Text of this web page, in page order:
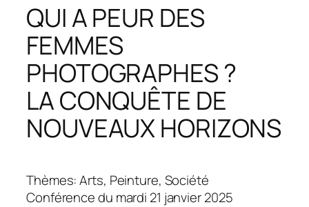
QUI A PEUR DES
FEMMES
PHOTOGRAPHES ?
LA CONQUÊTE DE
NOUVEAUX HORIZONS
Thèmes: Arts, Peinture, Société
Conférence du mardi 21 janvier 2025